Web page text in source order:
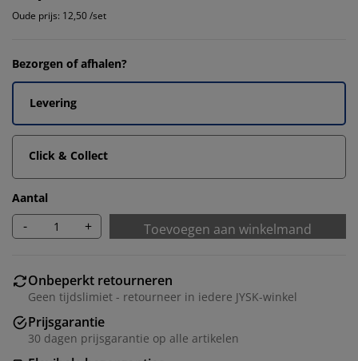
Oude prijs: 12,50 /set
Bezorgen of afhalen?
Levering
Click & Collect
Aantal
- + Toevoegen aan winkelmand
Onbeperkt retourneren
Geen tijdslimiet - retourneer in iedere JYSK-winkel
Prijsgarantie
30 dagen prijsgarantie op alle artikelen